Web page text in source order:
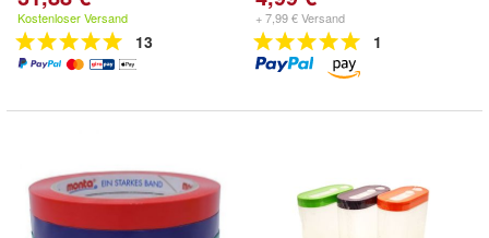
Kostenloser Versand
13
+ 7,99 € Versand
1